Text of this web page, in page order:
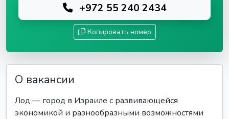
+972 55 240 2434
Копировать номер
О вакансии
Лод — город в Израиле с развивающейся
экономикой и разнообразными возможностями